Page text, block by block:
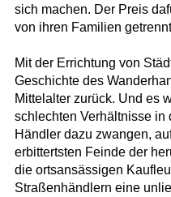
sich machen. Der Preis
von ihren Familien
Mit der Errichtung von
Geschichte des
Mittelalter zurück. Und es
schlechten Verhältnisse in
Händler dazu zwangen,
erbittertsten Feinde der
die ortsansässigen
Straßenhändlern eine